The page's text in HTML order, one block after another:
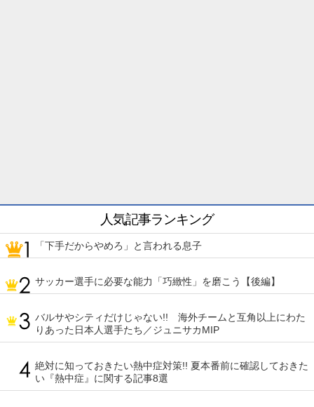
人気記事ランキング
「下手だからやめろ」と言われる息子
サッカー選手に必要な能力「巧緻性」を磨こう【後編】
バルサやシティだけじゃない!! 海外チームと互角以上にわた
りあった日本人選手たち／ジュニサカMIP
絶対に知っておきたい熱中症対策!! 夏本番前に確認しておきた
い『熱中症』に関する記事8選